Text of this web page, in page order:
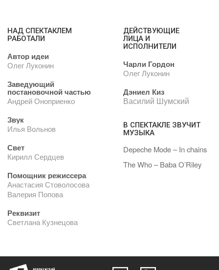
НАД СПЕКТАКЛЕМ
РАБОТАЛИ
Автор идеи
Олег Луконин
Заведующий
постановочной частью
Андрей Оноприенко
Звук
Илья Вольнов
Свет
Кирилл Сердцев
Помощник режиссера
Анастасия Стоволосова
Валерия Попова
Реквизит
Светлана Кузнецова
ДЕЙСТВУЮЩИЕ
ЛИЦА И
ИСПОЛНИТЕЛИ
Чарли Гордон
Олег Луконин
Дэниел Киз
Василий Шумский
В СПЕКТАКЛЕ ЗВУЧИТ
МУЗЫКА
Depeche Mode – In chains
The Who – Baba O’Riley